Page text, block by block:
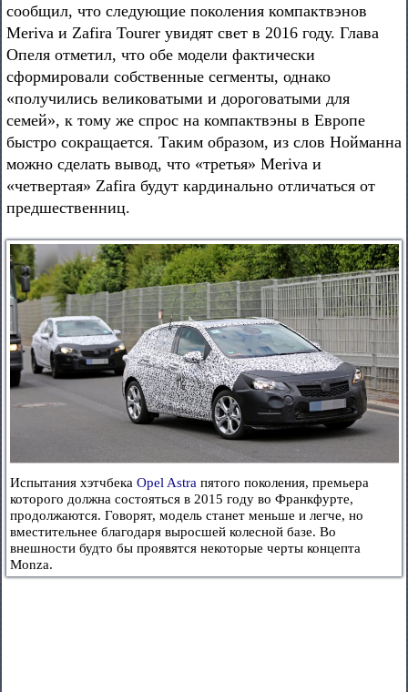
сообщил, что следующие поколения компактвэнов
Meriva и Zafira Tourer увидят свет в 2016 году. Глава
Опеля отметил, что обе модели фактически
сформировали собственные сегменты, однако
«получились великоватыми и дороговатыми для
семей», к тому же спрос на компактвэны в Европе
быстро сокращается. Таким образом, из слов Нойманна
можно сделать вывод, что «третья» Meriva и
«четвертая» Zafira будут кардинально отличаться от
предшественниц.
Испытания хэтчбека Opel Astra пятого поколения, премьера
которого должна состояться в 2015 году во Франкфурте,
продолжаются. Говорят, модель станет меньше и легче, но
вместительнее благодаря выросшей колесной базе. Во
внешности будто бы проявятся некоторые черты концепта
Monza.